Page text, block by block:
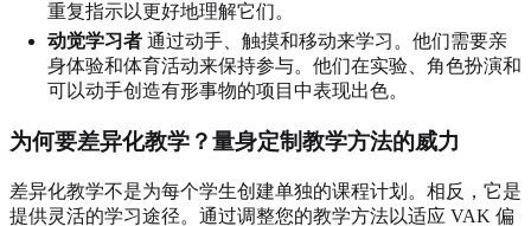
重复指示以更好地理解它们。
动觉学习者 通过动手、触摸和移动来学习。他们需要亲
身体验和体育活动来保持参与。他们在实验、角色扮演和
可以动手创造有形事物的项目中表现出色。
为何要差异化教学？量身定制教学方法的威力
差异化教学不是为每个学生创建单独的课程计划。相反，它是
提供灵活的学习途径。通过调整您的教学方法以适应 VAK 偏